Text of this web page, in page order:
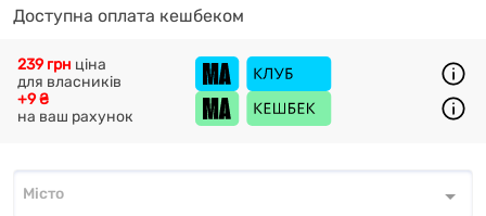
Доступна оплата кешбеком
+9 ₴
на ваш рахунок
239 грн ціна
для власників
Місто*
Місто